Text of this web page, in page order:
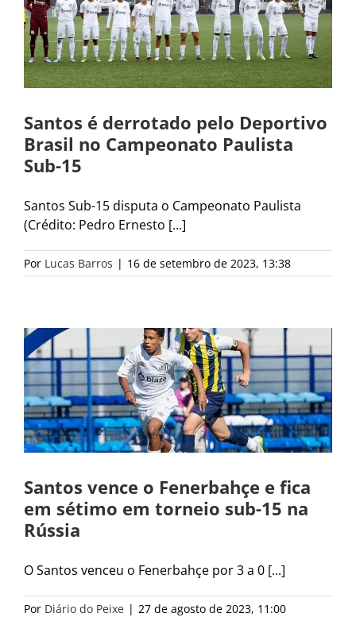
Santos é derrotado pelo Deportivo
Brasil no Campeonato Paulista
Sub-15
Santos Sub-15 disputa o Campeonato Paulista
(Crédito: Pedro Ernesto [...]
Por Lucas Barros | 16 de setembro de 2023, 13:38
Santos vence o Fenerbahçe e fica
em sétimo em torneio sub-15 na
Rússia
O Santos venceu o Fenerbahçe por 3 a 0 [...]
Por Diário do Peixe | 27 de agosto de 2023, 11:00